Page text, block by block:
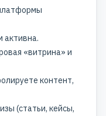
активна.
«витрина» и
контент,
(статьи, кейсы,